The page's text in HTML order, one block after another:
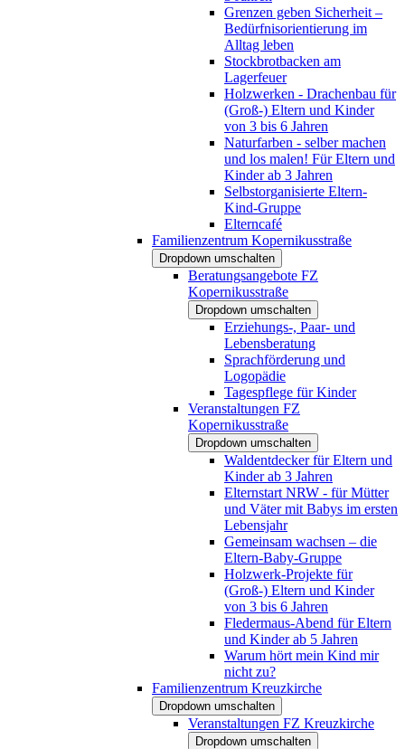
Grenzen geben Sicherheit –
Bedürfnisorientierung im
Alltag leben
Stockbrotbacken am
Lagerfeuer
Holzwerken - Drachenbau für
(Groß-) Eltern und Kinder
von 3 bis 6 Jahren
Naturfarben - selber machen
und los malen! Für Eltern und
Kinder ab 3 Jahren
Selbstorganisierte Eltern-
Kind-Gruppe
Elterncafé
Familienzentrum Kopernikusstraße
Dropdown umschalten
Beratungsangebote FZ
Kopernikusstraße
Dropdown umschalten
Erziehungs-, Paar- und
Lebensberatung
Sprachförderung und
Logopädie
Tagespflege für Kinder
Veranstaltungen FZ
Kopernikusstraße
Dropdown umschalten
Waldentdecker für Eltern und
Kinder ab 3 Jahren
Elternstart NRW - für Mütter
und Väter mit Babys im ersten
Lebensjahr
Gemeinsam wachsen – die
Eltern-Baby-Gruppe
Holzwerk-Projekte für
(Groß-) Eltern und Kinder
von 3 bis 6 Jahren
Fledermaus-Abend für Eltern
und Kinder ab 5 Jahren
Warum hört mein Kind mir
nicht zu?
Familienzentrum Kreuzkirche
Dropdown umschalten
Veranstaltungen FZ Kreuzkirche
Dropdown umschalten